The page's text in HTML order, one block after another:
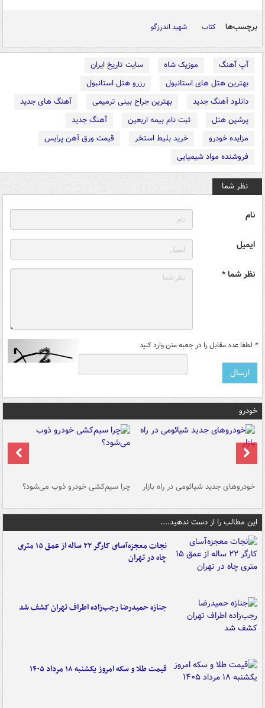
برچسب‌ها کتاب شهید اندرزگو
آپ آهنگ موزیک شاه
سایت تاریخ ایران
بهترین هتل های استانبول
رزرو هتل استانبول
دانلود آهنگ جدید
بهترین جراح بینی ترمیمی
آهنگ های جدید
پرشین هتل
ثبت نام بیمه اربعین
آهنگ جدید
مزایده خودرو
خرید بلیط استخر
قیمت ورق آهن پرایس
فروشنده مواد شیمیایی
نظر شما
نام
ایمیل
نظر شما *
* لطفا عدد مقابل را در جعبه متن وارد کنید
خودرو
خودروهای جدید شیائومی در راه بازار چرا سیم‌کشی خودرو ذوب می‌شود؟
این مطالب را از دست ندهید....
نجات معجزه‌آسای کارگر ۲۲ ساله از عمق ۱۵ متری
چاه در تهران
جنازه حمیدرضا رجب‌زاده اطراف تهران کشف شد
قیمت طلا و سکه امروز یکشنبه ۱۸ مرداد ۱۴۰۵